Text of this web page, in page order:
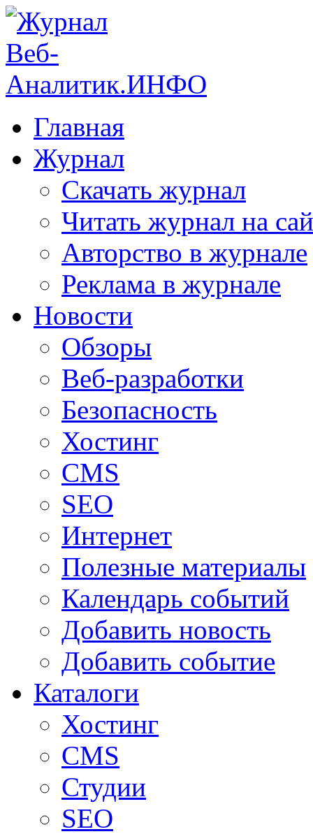
Главная
Журнал
Скачать журнал
Читать журнал на
Авторство в журнале
Реклама в журнале
Новости
Обзоры
Веб-разработки
Безопасность
Хостинг
CMS
SEO
Интернет
Полезные материалы
Календарь событий
Добавить новость
Добавить событие
Каталоги
Хостинг
CMS
Студии
SEO